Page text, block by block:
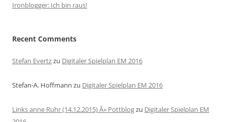
Ironblogger: Ich bin raus!
Recent Comments
Stefan Evertzzu Digitaler Spielplan EM 2016
Stefan-A. Hoffmann zu Digitaler Spielplan EM 2016
Links anne Ruhr (14.12.2015) Â» Pottblogzu Digitaler Spielplan EM